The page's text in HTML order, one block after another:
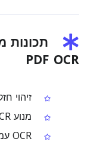
PDF OCR
זיהוי
מנוע OCR מותאם למבנה כתב מלאיאלאם